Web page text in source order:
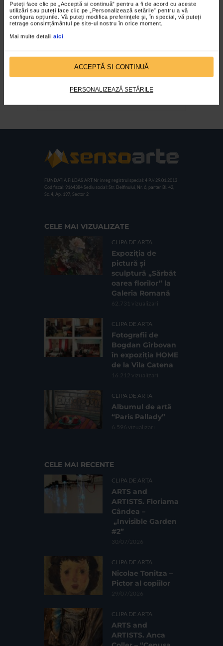
Puteți face clic pe „Acceptă si continuă” pentru a fi de acord cu aceste
utilizări sau puteți face clic pe „Personalizează setările” pentru a vă
configura opțiunile. Vă puteți modifica preferințele și, în special, vă puteți
retrage consimțământul pe site-ul nostru în orice moment.
Mai multe detalii aici.
ACCEPTĂ SI CONTINUĂ
PERSONALIZEAZĂ SETĂRILE
franceza II
FUNDATIA FILDAS ART Nr inreg registrul special: 4 PJ/ 29.01.2013
Cod fiscal: 9164384 Sediu social: Str. Delfinului, Nr. 6, parter Bl. 42,
Sc. 4, Ap. 197, Sector 2
CELE MAI VIZUALIZATE
CLIPA DE ARTA
Expoziția de
pictură și
sculptură „Sărbăt
oarea florilor” la
Galeria Romană
62.731 vizualizari
CLIPA DE ARTA
Fotografii de
Bogdan Gîrbovan
în expoziția HOME
de la Vila Catena
16.212 vizualizari
CLIPA DE ARTA
Albumul de artă
“Paris Pallady”
6.596 vizualizari
CELE MAI RECENTE
CLIPA DE ARTA
ARTS and
ARTISTS. Floriama
Cândea –
„Invisible Garden
#2”
30/07/2026
CLIPA DE ARTA
Nicolae Tonitza –
Pictor al copiilor
29/07/2026
CLIPA DE ARTA
ARTS and
ARTISTS. Anca